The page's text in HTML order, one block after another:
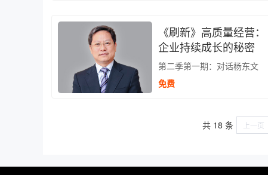
《刷新》高质量经营：
企业持续成长的秘密
第二季第一期：对话杨东文
免费
共 18 条 上一页